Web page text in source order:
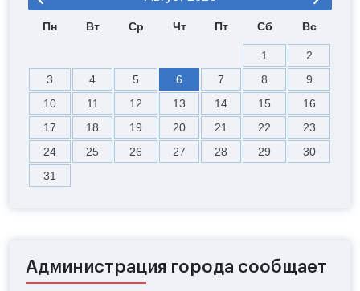
Пн Вт Ср Чт Пт Сб Вс
1
2
3
4 5 6 7 8
9
10
11 12 13 14 15
16
17
18 19 20 21 22
23
24
25 26 27 28 29
30
31
Администрация города сообщает